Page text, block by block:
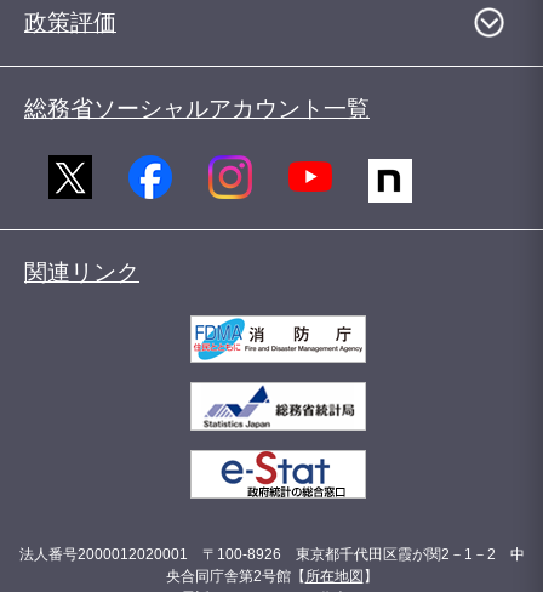
政策評価
総務省ソーシャルアカウント一覧
関連リンク
法人番号2000012020001 〒100-8926 東京都千代田区霞が関2－1－2 中
央合同庁舎第2号館【 所在地図 】